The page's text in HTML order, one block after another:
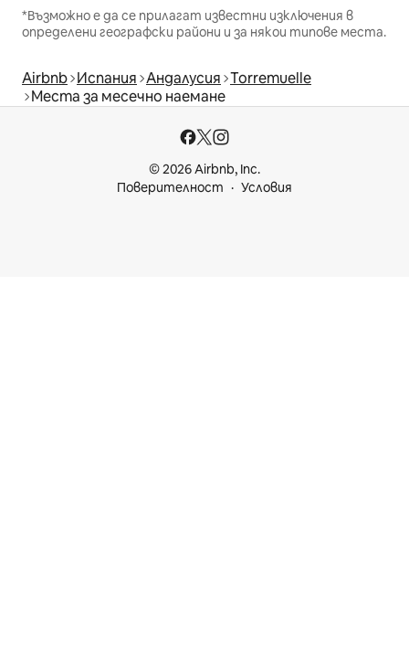
*Възможно е да се прилагат известни изключения в
определени географски райони и за някои типове места.
Airbnb Испания Андалусия Torremuelle
Места за месечно наемане
© 2026 Airbnb, Inc.
Поверителност
Условия